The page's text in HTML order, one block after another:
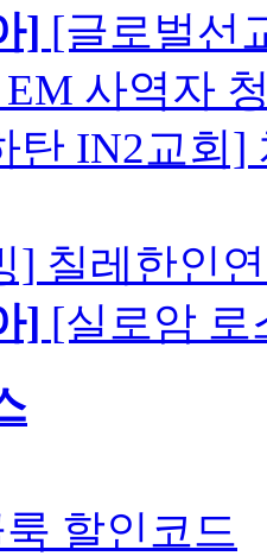
] [글로벌선
EM 사역자
탄 IN2교회]
] 칠레한인
] [실로암 로
할인코드